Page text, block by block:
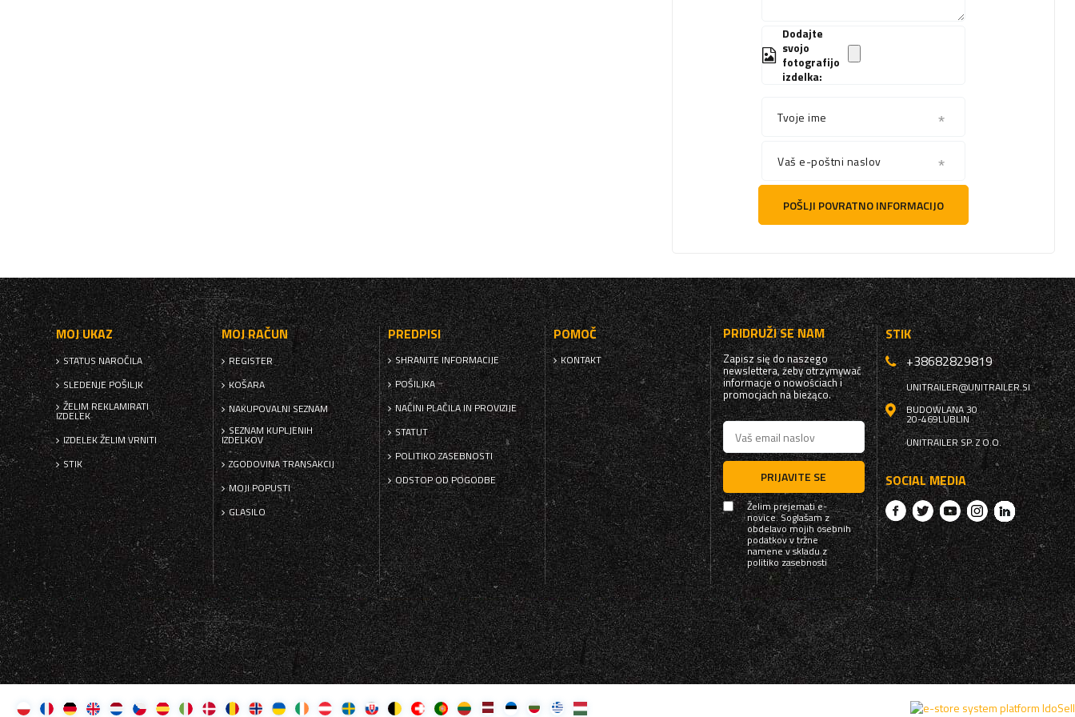
Dodajte
svojo
fotografijo
izdelka:
Tvoje ime
Vaš e-poštni naslov
POŠLJI POVRATNO INFORMACIJO
MOJ UKAZ
STATUS NAROČILA
SLEDENJE POŠILJK
ŽELIM REKLAMIRATI
IZDELEK
IZDELEK ŽELIM VRNITI
STIK
MOJ RAČUN
REGISTER
KOŠARA
NAKUPOVALNI SEZNAM
SEZNAM KUPLJENIH
IZDELKOV
ZGODOVINA TRANSAKCIJ
MOJI POPUSTI
GLASILO
PREDPISI
SHRANITE INFORMACIJE
POŠILJKA
NAČINI PLAČILA IN PROVIZIJE
STATUT
POLITIKO ZASEBNOSTI
ODSTOP OD POGODBE
POMOČ
KONTAKT
PRIDRUŽI SE NAM
Zapisz się do naszego
newslettera, żeby otrzymywać
informacje o nowościach i
promocjach na bieżąco.
PRIJAVITE SE
Želim prejemati e-
novice. Soglašam z
obdelavo mojih osebnih
podatkov v tržne
namene v skladu z
politiko zasebnosti
STIK
+38682829819
UNITRAILER@UNITRAILER.SI
BUDOWLANA 30
20-469LUBLIN
UNITRAILER SP. Z O.O.
SOCIAL MEDIA